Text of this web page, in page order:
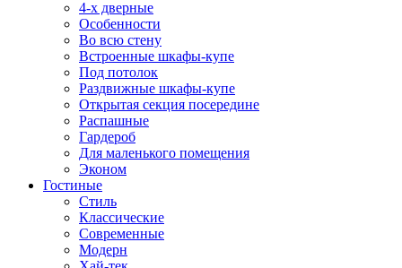
4-х дверные
Особенности
Во всю стену
Встроенные шкафы-купе
Под потолок
Раздвижные шкафы-купе
Открытая секция посередине
Распашные
Гардероб
Для маленького помещения
Эконом
Гостиные
Стиль
Классические
Современные
Модерн